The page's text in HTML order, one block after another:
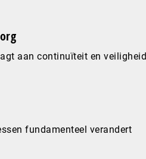
aan continuïteit en veiligheid
fundamenteel verandert